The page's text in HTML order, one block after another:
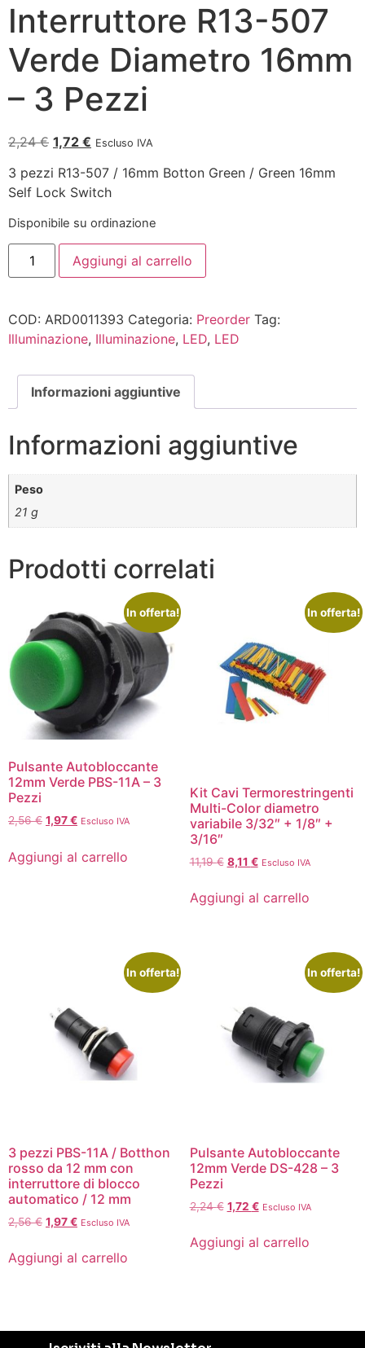
Interruttore R13-507
Verde Diametro 16mm
– 3 Pezzi
2,24€ 1,72 € Escluso IVA
3 pezzi R13-507 / 16mm Botton Green / Green 16mm
Self Lock Switch
Disponibile su ordinazione
Aggiungi al carrello
COD: ARD0011393 Categoria: Preorder Tag:
Illuminazione, Illuminazione, LED, LED
Informazioni aggiuntive
Informazioni aggiuntive
Peso
21 g
Prodotti correlati
In offerta!
Pulsante Autobloccante
12mm Verde PBS-11A – 3
Pezzi
2,56€ 1,97€ Escluso IVA
Aggiungi al carrello
In offerta!
Kit Cavi Termorestringenti
Multi-Color diametro
variabile 3/32″ + 1/8″ +
3/16″
11,19€ 8,11 € Escluso IVA
Aggiungi al carrello
In offerta!
3 pezzi PBS-11A / Botthon
rosso da 12 mm con
interruttore di blocco
automatico / 12 mm
2,56€ 1,97€ Escluso IVA
Aggiungi al carrello
In offerta!
Pulsante Autobloccante
12mm Verde DS-428 – 3
Pezzi
2,24€ 1,72 € Escluso IVA
Aggiungi al carrello